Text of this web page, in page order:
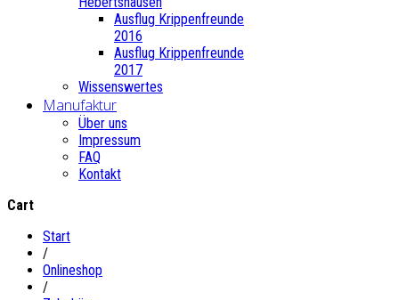
Ausflug Krippenfreunde
2016
Ausflug Krippenfreunde
2017
Wissenswertes
Manufaktur
Über uns
Impressum
FAQ
Kontakt
Cart
Start
/
Onlineshop
/